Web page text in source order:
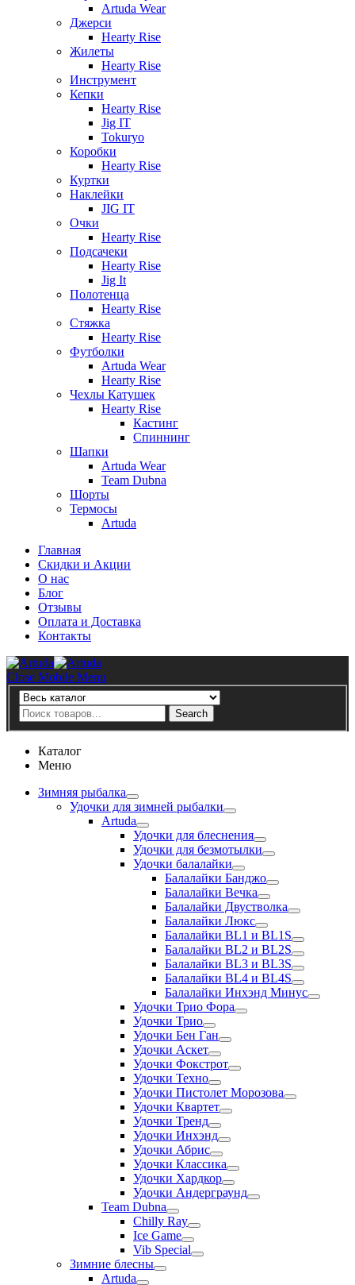
Artuda Wear
Джерси
Hearty Rise
Жилеты
Hearty Rise
Инструмент
Кепки
Hearty Rise
Jig IT
Tokuryo
Коробки
Hearty Rise
Куртки
Наклейки
JIG IT
Очки
Hearty Rise
Подсачеки
Hearty Rise
Jig It
Полотенца
Hearty Rise
Стяжка
Hearty Rise
Футболки
Artuda Wear
Hearty Rise
Чехлы Катушек
Hearty Rise
Кастинг
Спиннинг
Шапки
Artuda Wear
Team Dubna
Шорты
Термосы
Artuda
Главная
Скидки и Акции
О нас
Блог
Отзывы
Оплата и Доставка
Контакты
Artuda
Close Mobile Menu
Search
Search
Каталог
Меню
Зимняя рыбалка
Удочки для зимней рыбалки
Artuda
Удочки для блеснения
Удочки для безмотылки
Удочки балалайки
Балалайки Банджо
Балалайки Вечка
Балалайки Двустволка
Балалайки Люкс
Балалайки BL1 и BL1S
Балалайки BL2 и BL2S
Балалайки BL3 и BL3S
Балалайки BL4 и BL4S
Балалайки Инхэнд Минус
Удочки Трио Фора
Удочки Трио
Удочки Бен Ган
Удочки Аскет
Удочки Фокстрот
Удочки Техно
Удочки Пистолет Морозова
Удочки Квартет
Удочки Тренд
Удочки Инхэнд
Удочки Абрис
Удочки Классика
Удочки Хардкор
Удочки Андерграунд
Team Dubna
Chilly Ray
Ice Game
Vib Special
Зимние блесны
Artuda